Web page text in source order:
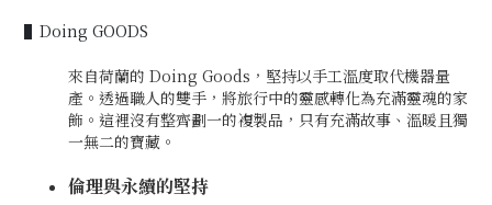
▌Doing GOODS
來自荷蘭的 Doing Goods，堅持以手工溫度取代機器量
產。透過職人的雙手，將旅行中的靈感轉化為充滿靈魂的家
飾。這裡沒有整齊劃一的複製品，只有充滿故事、溫暖且獨
一無二的寶藏。
倫理與永續的堅持